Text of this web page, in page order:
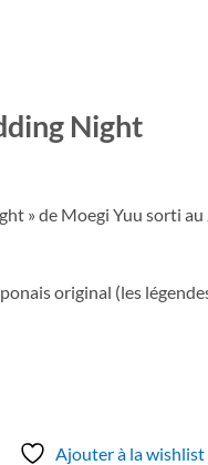
Night
» de Moegi Yuu sorti au
original (les
Ajouter à la wishlist